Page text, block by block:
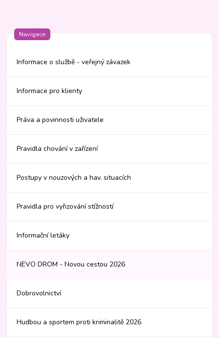
Navigace
Informace o službě - veřejný závazek
Informace pro klienty
Práva a povinnosti uživatele
Pravidla chování v zařízení
Postupy v nouzových a hav. situacích
Pravidla pro vyřizování stížností
Informační letáky
NEVO DROM - Novou cestou 2026
Dobrovolnictví
Hudbou a sportem proti kriminalitě 2026